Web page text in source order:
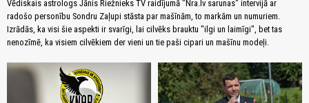
Vēdiskais astrologs Jānis Riežnieks TV raidījumā "Nra.lv sarunas" intervijā ar
radošo personību Sondru Zaļupi stāsta par mašīnām, to markām un numuriem.
Izrādās, ka visi šie aspekti ir svarīgi, lai cilvēks brauktu "ilgi un laimīgi", bet tas
nenozīmē, ka visiem cilvēkiem der vieni un tie paši cipari un mašīnu modeļi.